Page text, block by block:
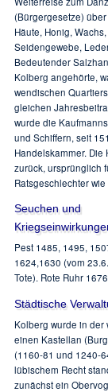
(Bürgergesetze)
Häute, Honig,
Seidengewebe,
Bedeutender
Kolberg angehörte,
wendischen
gleichen
wurde die
und Schiffern, seit
Handelskammer.
zurück, ursprünglich
Ratsgeschlechter
Seuchen und
Pest 1485, 1495,
1624,1630 (vom
Tote). Rote Ruhr
Städtische
Kolberg wurde in der
einen Kastellan
(1160-81 und 1240-
lübischem Recht
zunächst ein